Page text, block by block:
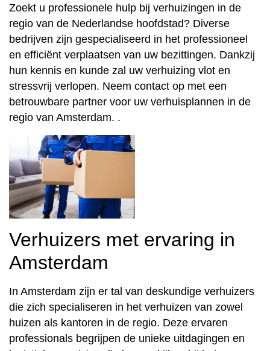
Zoekt u professionele hulp bij verhuizingen in de
regio van de Nederlandse hoofdstad? Diverse
bedrijven zijn gespecialiseerd in het professioneel
en efficiënt verplaatsen van uw bezittingen. Dankzij
hun kennis en kunde zal uw verhuizing vlot en
stressvrij verlopen. Neem contact op met een
betrouwbare partner voor uw verhuisplannen in de
regio van Amsterdam. .
Verhuizers met ervaring in
Amsterdam
In Amsterdam zijn er tal van deskundige verhuizers
die zich specialiseren in het verhuizen van zowel
huizen als kantoren in de regio. Deze ervaren
professionals begrijpen de unieke uitdagingen en